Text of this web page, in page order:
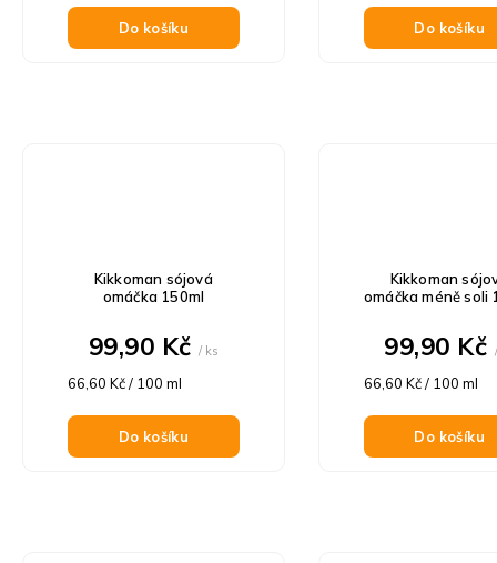
Do košíku Do košíku
Kikkoman sójová
omáčka 150ml
99,90 Kč/ ks
Měrná
66,60 Kč / 100 ml
Do košíku
Kikkoman
omáčka méně soli
99,90 Kč
Měrná
66,60 Kč / 100 ml
Do košíku